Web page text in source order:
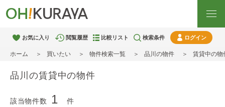
お気に入り 閲覧履歴 比較リスト 検索条件 ログイン
ホーム 買いたい 物件検索一覧 品川の物件 賃貸中の物
品川の賃貸中の物件
該当物件数 1 件